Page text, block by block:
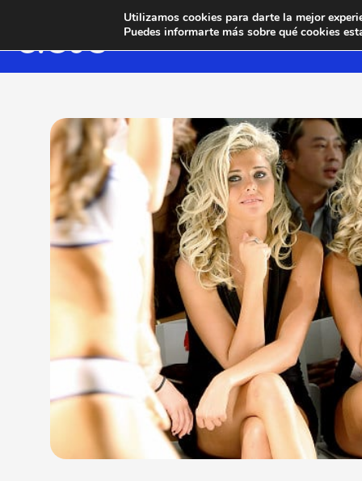
Utilizamos cookies para darte la mejor
Puedes informarte más sobre qué cookies